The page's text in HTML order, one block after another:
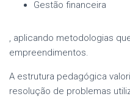
Gestão financeira
, aplicando metodologias
empreendimentos.
A estrutura pedagógica
resolução de problemas